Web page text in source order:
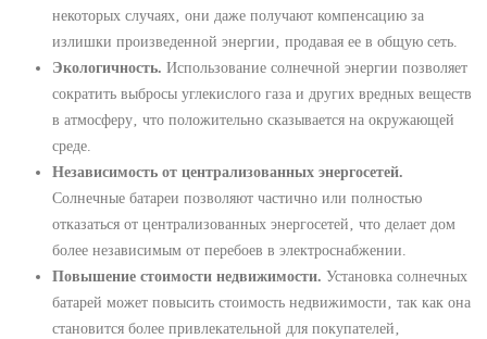
некоторых случаях‚ они даже получают компенсацию за
излишки произведенной энергии‚ продавая ее в общую сеть.
Экологичность. Использование солнечной энергии позволяет
сократить выбросы углекислого газа и других вредных веществ
в атмосферу‚ что положительно сказывается на окружающей
среде.
Независимость от централизованных энергосетей.
Солнечные батареи позволяют частично или полностью
отказаться от централизованных энергосетей‚ что делает дом
более независимым от перебоев в электроснабжении.
Повышение стоимости недвижимости. Установка солнечных
батарей может повысить стоимость недвижимости‚ так как она
становится более привлекательной для покупателей‚